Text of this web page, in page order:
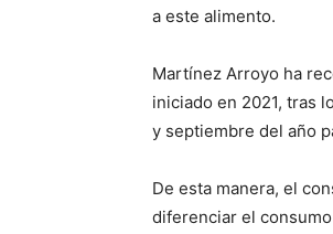
a este alimento.
Martínez Arroyo ha
iniciado en 2021, tras
y septiembre del año
De esta manera, el
diferenciar el